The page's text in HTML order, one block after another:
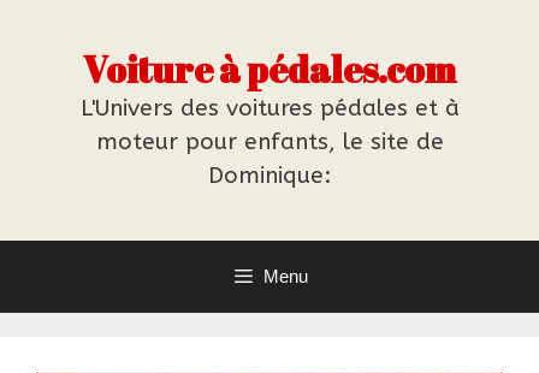
Voiture à pédales.com
L'Univers des voitures pédales et à
moteur pour enfants, le site de
Dominique:
Menu